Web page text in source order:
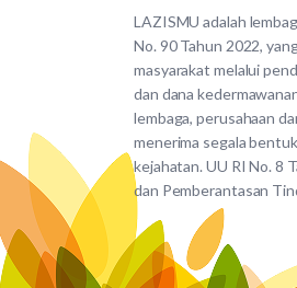
LAZISMU adalah
No. 90 Tahun 2022,
masyarakat melalui
dan dana
lembaga, perusahaan
menerima segala
kejahatan. UU RI No. 8
dan Pemberantasan